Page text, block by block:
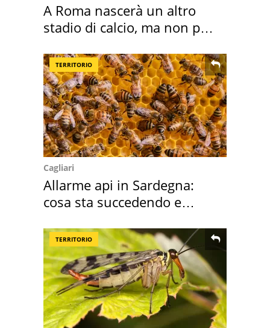
A Roma nascerà un altro
stadio di calcio, ma non per
TERRITORIO
Cagliari
Allarme api in Sardegna:
cosa sta succedendo e
TERRITORIO